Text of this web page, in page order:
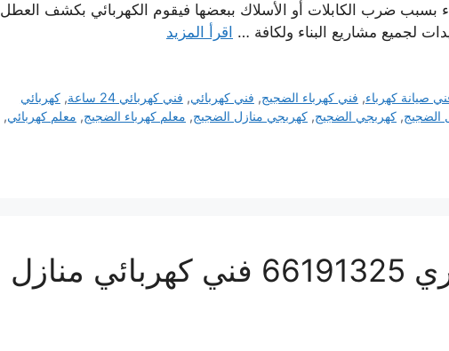
بسبب ضرب الكابلات أو الأسلاك ببعضها فيقوم الكهربائي بكشف العطل
لجميع مشاريع البناء ولكافة … اقرأ المزيد
صيانة كهرباء, فني كهرباء الضجيج, فني كهربائي, فني كهربائي 24 ساعة ,كهربائي
الضجيج, كهربجي الضجيج, كهربجي منازل الضجيج, معلم كهرباء الضجيج, معلم كهربائي,
رقم كهربائي الري 66191325‬ فني كهربائي منازل